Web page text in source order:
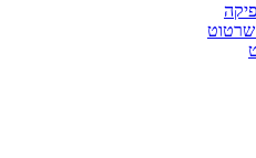
שרטוט